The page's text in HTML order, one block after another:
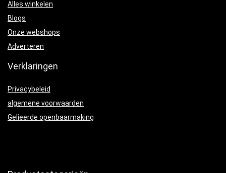
Alles winkelen
Blogs
Onze webshops
Adverteren
Verklaringen
Privacybeleid
algemene voorwaarden
Gelieerde openbaarmaking